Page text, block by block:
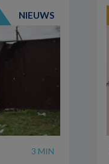
NIEUWS
3 MIN